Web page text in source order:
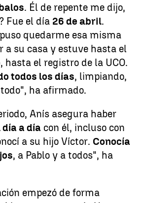
. Él de repente me dijo,
Fue el día 26 de abril.
quedarme esa misma
a su casa y estuve hasta el
, hasta el registro de la UCO.
todos los días, limpiando,
ha afirmado.
Anís asegura haber
a día con él, incluso con
a su hijo Víctor. Conocía
, a Pablo y a todos", ha
empezó de forma